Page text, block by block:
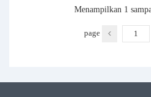
Menampilkan 1
page